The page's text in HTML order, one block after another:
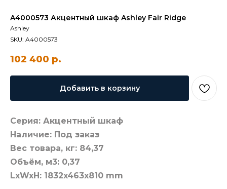
A4000573 Акцентный шкаф Ashley Fair Ridge
Ashley
SKU: A4000573
102 400 р.
Добавить в корзину
Серия: Акцентный шкаф
Наличие: Под заказ
Вес товара, кг: 84,37
Объём, м3: 0,37
LxWxH: 1832x463x810 mm